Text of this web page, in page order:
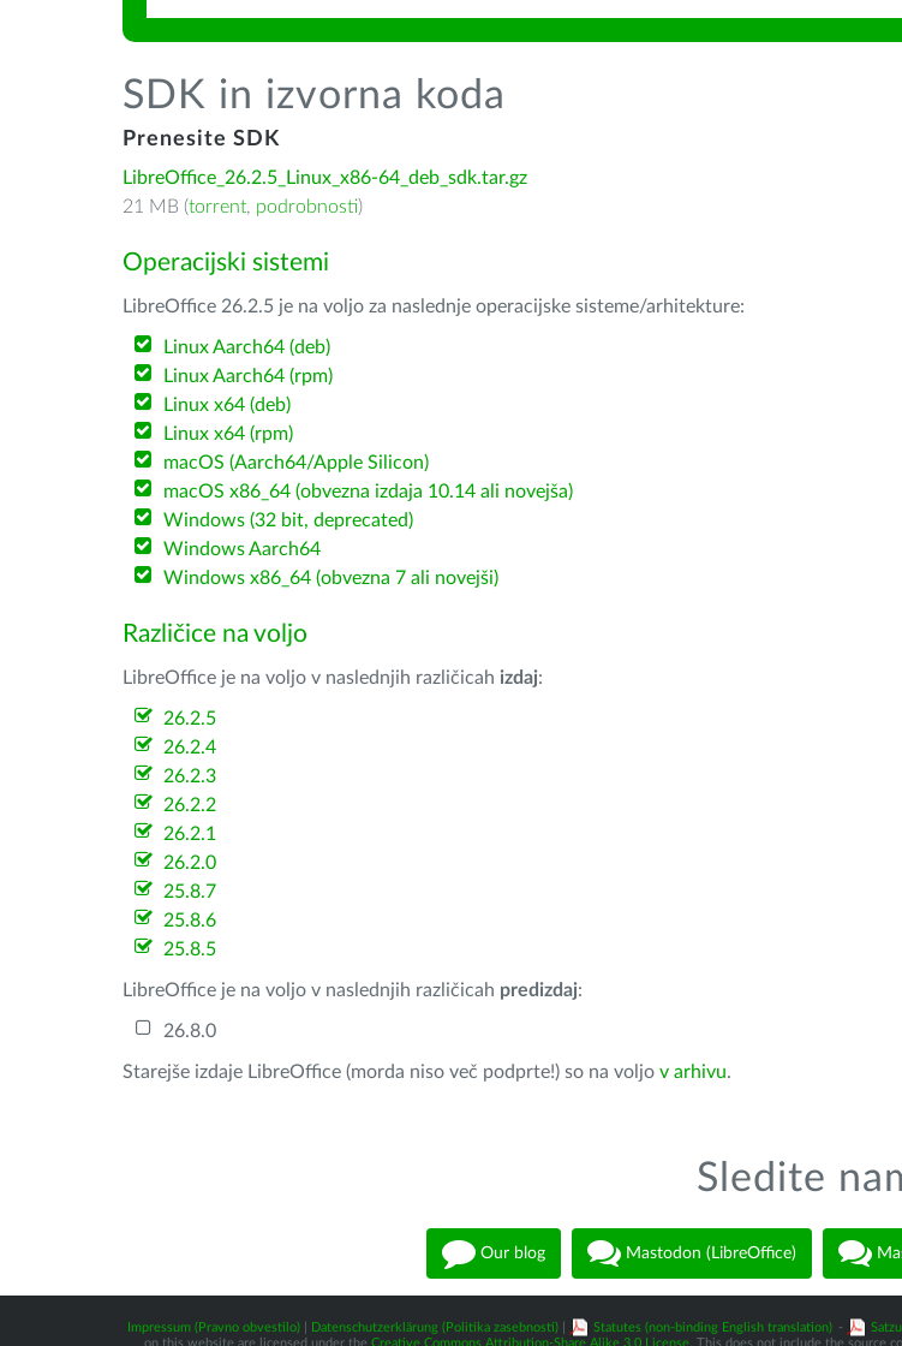
SDK in izvorna koda
Prenesite SDK
LibreOffice_26.2.5_Linux_x86-64_deb_sdk.tar.gz
21 MB (torrent, podrobnosti)
Operacijski sistemi
LibreOffice 26.2.5 je na voljo za naslednje operacijske sisteme/arhitekture:
Linux Aarch64 (deb)
Linux Aarch64 (rpm)
Linux x64 (deb)
Linux x64 (rpm)
macOS (Aarch64/Apple Silicon)
macOS x86_64 (obvezna izdaja 10.14 ali novejša)
Windows (32 bit, deprecated)
Windows Aarch64
Windows x86_64 (obvezna 7 ali novejši)
Različice na voljo
LibreOffice je na voljo v naslednjih različicah izdaj:
26.2.5
26.2.4
26.2.3
26.2.2
26.2.1
26.2.0
25.8.7
25.8.6
25.8.5
LibreOffice je na voljo v naslednjih različicah predizdaj:
26.8.0
Starejše izdaje LibreOffice (morda niso več podprte!) so na voljo v arhivu.
Sledite
Our blog Mastodon (LibreOffice)
Impressum (Pravno obvestilo)| Datenschutzerklärung (Politika zasebnosti)| Statutes (non-binding English translation) -
on this website are licensed under the Creative Commons Attribution-Share Alike 3.0 License . This does not include the source